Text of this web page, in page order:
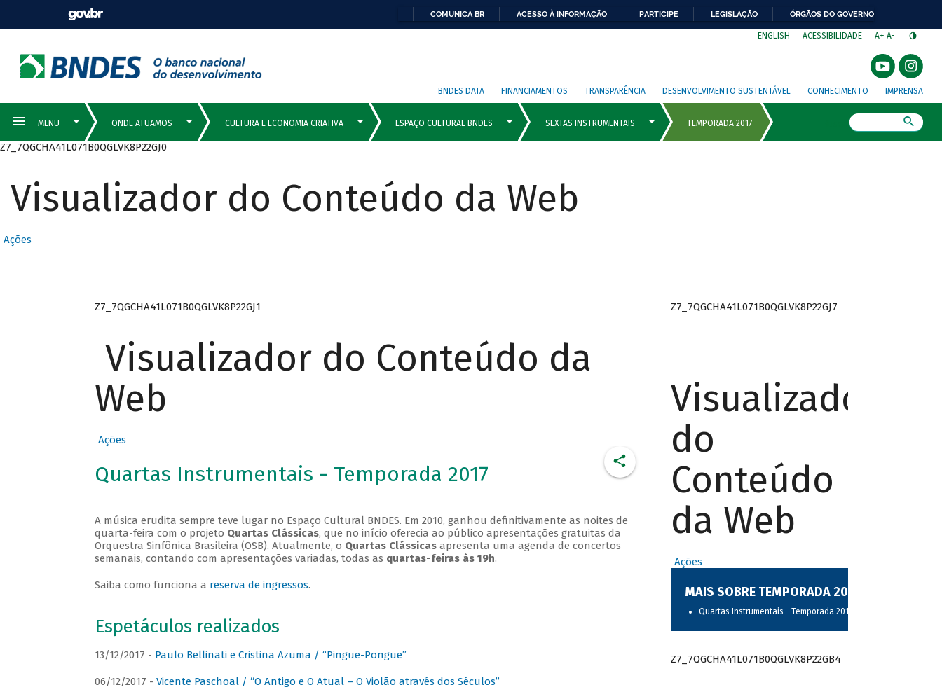
COMUNICA BR ACESSO À INFORMAÇÃO PARTICIPE LEGISLAÇÃO ÓRGÃOS DO GOVERNO
ENGLISH ACESSIBILIDADE A+ A-
BNDES DATA FINANCIAMENTOS TRANSPARÊNCIA DESENVOLVIMENTO SUSTENTÁVEL CONHECIMENTO IMPRENSA
Z7_7QGCHA41L071B0QGLVK8P22GJ0
Visualizador do Conteúdo da Web
Ações
Z7_7QGCHA41L071B0QGLVK8P22GJ1
Visualizador do Conteúdo da
Web
Ações
Quartas Instrumentais - Temporada 2017
A música erudita sempre teve lugar no Espaço Cultural BNDES. Em 2010, ganhou definitivamente as noites de
quarta-feira com o projeto Quartas Clássicas, que no início oferecia ao público apresentações gratuitas da
Orquestra Sinfônica Brasileira (OSB). Atualmente, o Quartas Clássicasapresenta uma agenda de concertos
semanais, contando com apresentações variadas, todas as quartas-feiras às 19h.
Saiba como funciona a reserva de ingressos.
Espetáculos realizados
13/12/2017 - Paulo Bellinati e Cristina Azuma / “Pingue-Pongue”
06/12/2017 - Vicente Paschoal / “O Antigo e O Atual – O Violão através dos Séculos”
Z7_7QGCHA41L071B0QGLVK8P22GJ7
Visualizador
do
Conteúdo
da Web
Ações
MAIS SOBRE TEMPORADA 2017
Quartas Instrumentais - Temporada 2017
Z7_7QGCHA41L071B0QGLVK8P22GB4